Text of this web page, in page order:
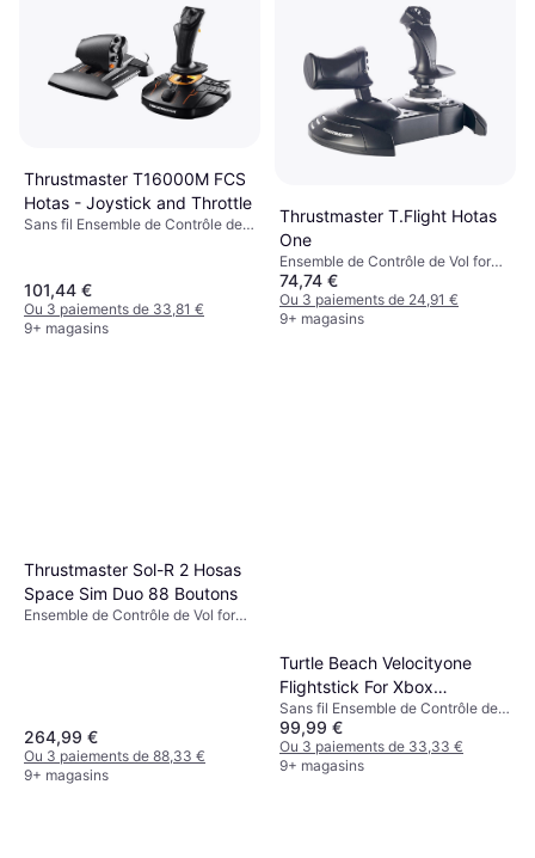
Thrustmaster T16000M FCS
Hotas - Joystick and Throttle
Sans fil Ensemble de Contrôle de
101,44 €
Ou 3 paiements de 33,81 €
9+ magasins
Thrustmaster T.Flight Hotas
One
Ensemble de Contrôle de Vol for
Xbox Series X, PC, Xbox One
74,74 €
Ou 3 paiements de 24,91 €
9+ magasins
Thrustmaster Sol-R 2 Hosas
Space Sim Duo 88 Boutons
Ensemble de Contrôle de Vol for
264,99 €
Ou 3 paiements de 88,33 €
9+ magasins
Turtle Beach Velocityone
Flightstick For Xbox
Black/White
Sans fil Ensemble de Contrôle de
Vol for Xbox Series X, PC, Xbox
One, Xbox Series S
99,99 €
Ou 3 paiements de 33,33 €
9+ magasins